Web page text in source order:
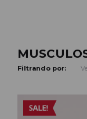
Filtrando por: